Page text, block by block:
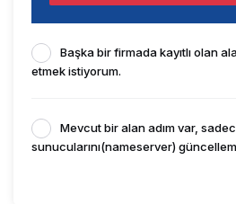
Başka bir firmada kayıtlı olan
etmek istiyorum.
Mevcut bir alan adım var,
sunucularını(nameserver)